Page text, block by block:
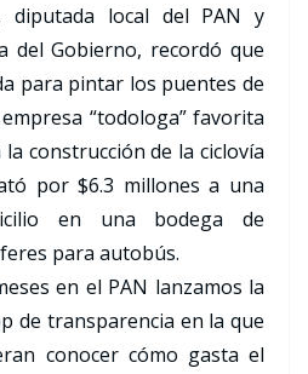
diputada local del PAN y
del Gobierno, recordó que
para pintar los puentes de
“todologa” favorita
construcción de la ciclovía
por $6.3 millones a una
en una bodega de
para autobús.
en el PAN lanzamos la
de transparencia en la que
conocer cómo gasta el